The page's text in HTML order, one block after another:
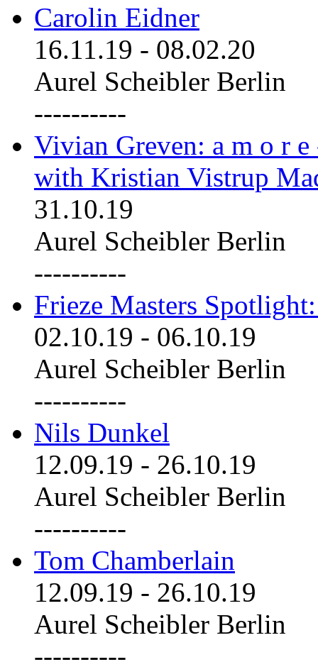
Carolin Eidner
16.11.19 - 08.02.20
Aurel Scheibler Berlin
----------
Vivian Greven: a m o r
with Kristian Vistrup
31.10.19
Aurel Scheibler Berlin
----------
Frieze Masters
02.10.19 - 06.10.19
Aurel Scheibler Berlin
----------
Nils Dunkel
12.09.19 - 26.10.19
Aurel Scheibler Berlin
----------
Tom Chamberlain
12.09.19 - 26.10.19
Aurel Scheibler Berlin
----------